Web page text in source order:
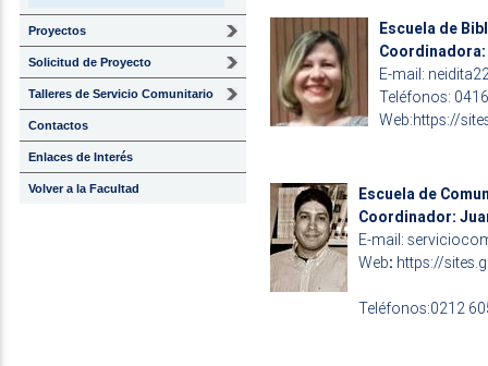
Proyectos
Solicitud de Proyecto
Talleres de Servicio Comunitario
Contactos
Enlaces de Interés
Volver a la Facultad
Escuela de
E-mail:
Teléfonos:
Web:https://
Escuela de
Coordinador:
E-mail:
Web: https://
Teléfonos:0212